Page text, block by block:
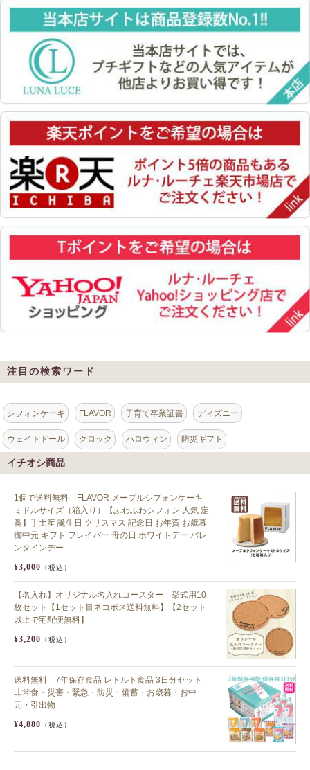
注目の検索ワード
シフォンケーキ FLAVOR 子育て卒業証書 ディズニー
ウェイトドール クロック ハロウィン 防災ギフト
イチオシ商品
1個で送料無料 FLAVOR メープルシフォンケーキ
ミドルサイズ（箱入り）【ふわふわシフォン 人気 定
番】手土産 誕生日 クリスマス 記念日 お年賀 お歳暮
御中元 ギフト フレイバー 母の日 ホワイトデー バレ
ンタインデー
¥3,000 （税込）
【名入れ】オリジナル名入れコースター 挙式用10
枚セット【1セット目ネコポス送料無料】【2セット
以上で宅配便無料】
¥3,200 （税込）
送料無料 7年保存食品 レトルト食品 3日分セット
非常食・災害・緊急・防災・備蓄・お歳暮・お中
元・引出物
¥4,880 （税込）